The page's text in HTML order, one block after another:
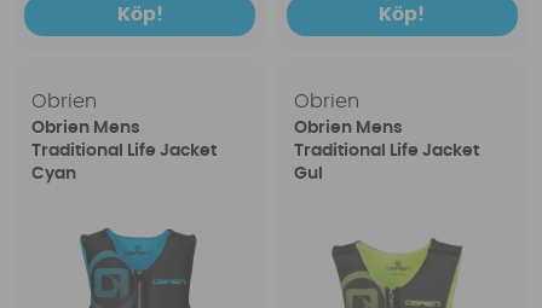
Köp! Köp!
Obrien
Obrien Mens
Traditional Life Jacket
Cyan
Obrien
Obrien Mens
Traditional Life Jacket
Gul